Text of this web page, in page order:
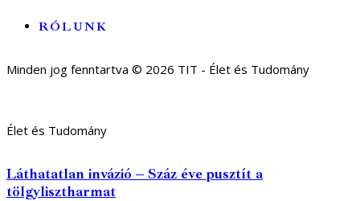
RÓLUNK
Minden jog fenntartva © 2026 TIT - Élet és Tudomány
Élet és Tudomány
Láthatatlan invázió – Száz éve pusztít a
tölgylisztharmat